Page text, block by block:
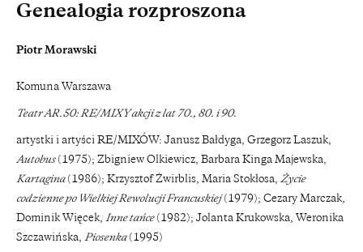
Genealogia rozproszona
Piotr Morawski
Komuna Warszawa
Teatr AR.50: RE/MIXY akcji z lat 70., 80. i 90.
artystki i artyści RE/MIXÓW: Janusz Bałdyga, Grzegorz Laszuk,
Autobus(1975); Zbigniew Olkiewicz, Barbara Kinga Majewska,
Kartagina(1986); Krzysztof Żwirblis, Maria Stokłosa, Życie
codzienne po Wielkiej Rewolucji Francuskiej(1979); Cezary Marczak,
Dominik Więcek, Inne tańce(1982); Jolanta Krukowska, Weronika
Szczawińska, Piosenka(1995)